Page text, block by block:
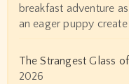
breakfast adventure
an eager puppy
The Strangest Glass
2026